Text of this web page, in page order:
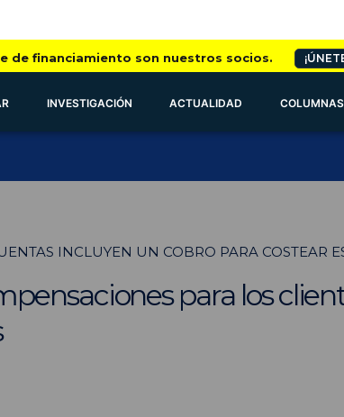
de financiamiento son nuestros socios.
INVESTIGACIÓN ACTUALIDAD COLUMNAS
INCLUYEN UN COBRO PARA COSTEAR
para los